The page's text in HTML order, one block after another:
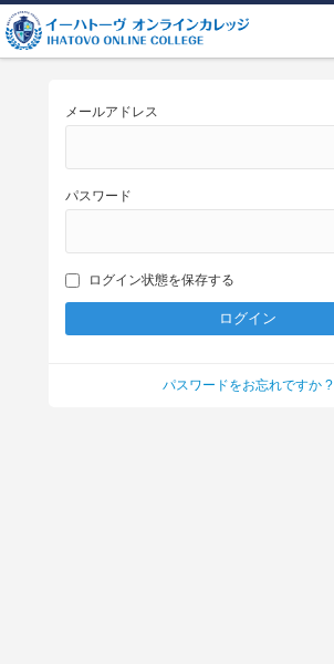
メールアドレス
パスワード
ログイン状態を保存する
パスワードをお忘れですか ?